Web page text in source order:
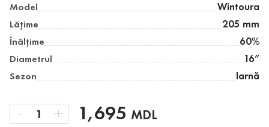
Model
Wintoura
Lăţime
205 mm
Înălţime
60%
Diametrul
16”
Sezon
Iarnă
- 1 + 1,695 MDL